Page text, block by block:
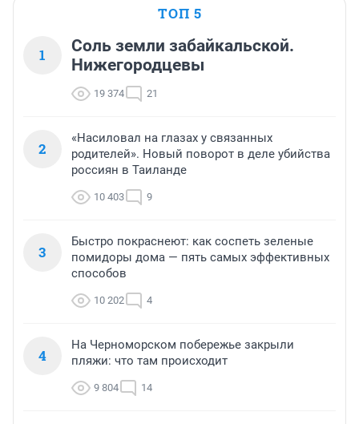
ТОП 5
1
Соль земли забайкальской.
Нижегородцевы
19 374 21
2
«Насиловал на глазах у связанных
родителей». Новый поворот в деле убийства
россиян в Таиланде
10 403 9
3
Быстро покраснеют: как соспеть зеленые
помидоры дома — пять самых эффективных
способов
10 202 4
4
На Черноморском побережье закрыли
пляжи: что там происходит
9 804 14